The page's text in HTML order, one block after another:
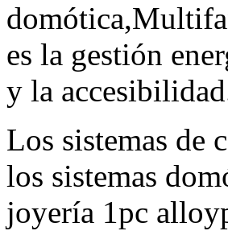
es la gestión
y la
Los sistemas de
los sistemas
joyería 1pc